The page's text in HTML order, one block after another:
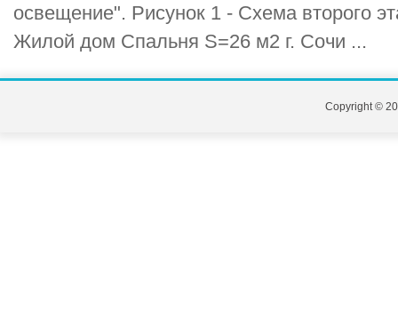
освещение". Рисунок 1 - Схема второго
Жилой дом Спальня S=26 м2 г. Сочи ...
Copyright ©